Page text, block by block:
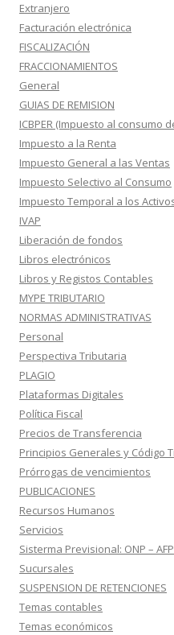
Extranjero
Facturación electrónica
FISCALIZACIÓN
FRACCIONAMIENTOS
General
GUIAS DE REMISION
ICBPER (Impuesto al consumo
Impuesto a la Renta
Impuesto General a las Ventas
Impuesto Selectivo al Consumo
Impuesto Temporal a los
IVAP
Liberación de fondos
Libros electrónicos
Libros y Registos Contables
MYPE TRIBUTARIO
NORMAS ADMINISTRATIVAS
Personal
Perspectiva Tributaria
PLAGIO
Plataformas Digitales
Política Fiscal
Precios de Transferencia
Principios Generales y Código
Prórrogas de vencimientos
PUBLICACIONES
Recursos Humanos
Servicios
Sisterma Previsional: ONP – AFP
Sucursales
SUSPENSION DE RETENCIONES
Temas contables
Temas económicos